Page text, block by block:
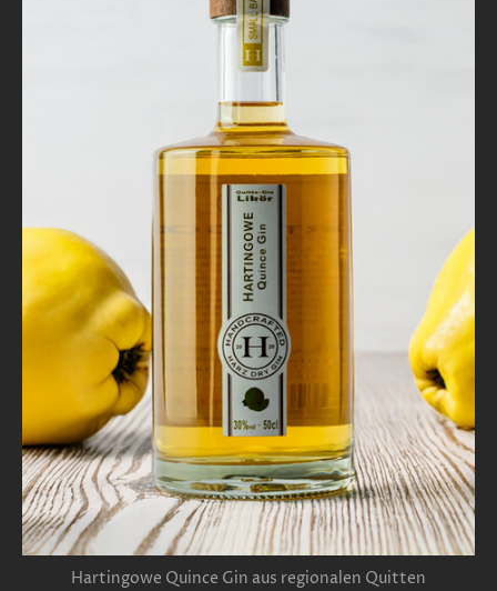
Hartingowe Quince Gin aus regionalen Quitten